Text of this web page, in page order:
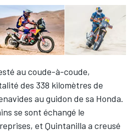
au coude-à-coude,
des 338 kilomètres de
au guidon de sa Honda.
se sont échangé le
et Quintanilla a creusé